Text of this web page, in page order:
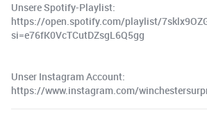
Unsere Spotify-Playlist:
https://open.spotify.com/playlist/
si=e76fK0VcTCutDZsgL6Q5gg
Unser Instagram Account:
https://www.instagram.com/